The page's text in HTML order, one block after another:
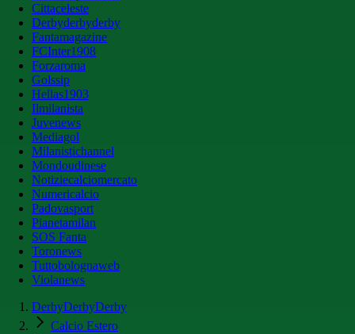
Cittaceleste
Derbyderbyderby
Fantamagazine
FCInter1908
Forzaroma
Golssip
Hellas1903
Ilmilanista
Juvenews
Mediagol
Milanistichannel
Mondoudinese
Notiziecalciomercato
Numericalcio
Padovasport
Pianetamilan
SOS Fanta
Toronews
Tuttobolognaweb
Violanews
DerbyDerbyDerby
Calcio Estero